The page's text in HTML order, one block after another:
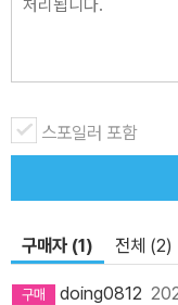
히 알고 싶다면 4장과
책의 부록을 통해서는
년 이전으로 거슬러 올
면상에서 확장되는 정
건축 체계를 점차 갖추
되었으며 주변국에 영
적이 없고 특징이 명확
우 강한 적응력을 갖춘 건축 체계다. 중국 고대
스포일러 포함
구매자 (1) 전체 (2)
doing0812